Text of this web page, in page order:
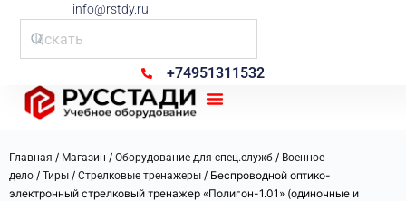
info@rstdy.ru
+74951311532
Главная / Магазин / Оборудование для спец.служб / Военное
дело / Тиры / Стрелковые тренажеры / Беспроводной оптико-
электронный стрелковый тренажер «Полигон-1.01» (одиночные и